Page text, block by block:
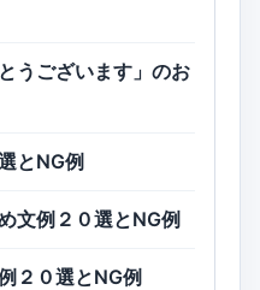
うございます」のお
とNG例
文例２０選とNG例
２０選とNG例